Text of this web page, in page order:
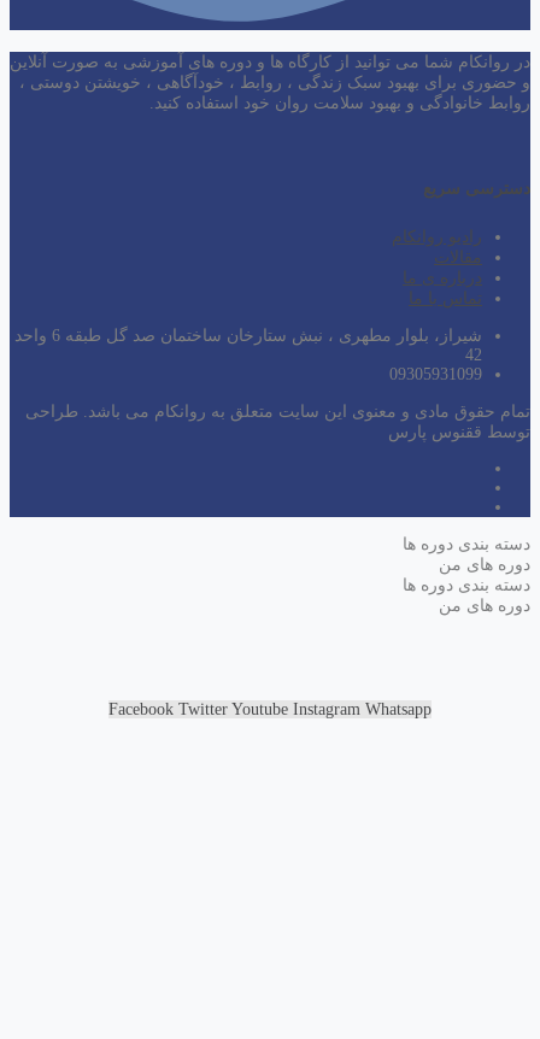
در روانکام شما می توانید از کارگاه ها و دوره های آموزشی به صورت آنلاین
و حضوری برای بهبود سبک زندگی ، روابط ، خودآگاهی ، خویشتن دوستی ،
روابط خانوادگی و بهبود سلامت روان خود استفاده کنید.
دسترسی سریع
رادیو روانکام
مقالات
درباره ی ما
تماس با ما
شیراز، بلوار مطهری ، نبش ستارخان ساختمان صد گل طبقه 6 واحد
42
09305931099
تمام حقوق مادی و معنوی این سایت متعلق به روانکام می باشد. طراحی
توسط ققنوس پارس
دسته بندی دوره ها
دوره های من
دسته بندی دوره ها
دوره های من
Facebook Twitter Youtube Instagram Whatsapp